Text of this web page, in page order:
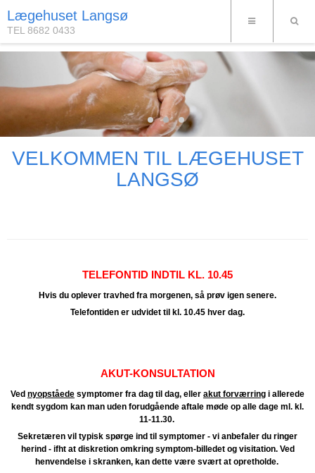
Lægehuset Langsø
TEL 8682 0433
VELKOMMEN TIL LÆGEHUSET
LANGSØ
TELEFONTID INDTIL KL. 10.45
Hvis du oplever travhed fra morgenen, så prøv igen senere.
Telefontiden er udvidet til kl. 10.45 hver dag.
AKUT-KONSULTATION
Ved nyopståede symptomer fra dag til dag, eller akut forværring i allerede
kendt sygdom kan man uden forudgående aftale møde op alle dage ml. kl.
11-11.30.
Sekretæren vil typisk spørge ind til symptomer - vi anbefaler du ringer
herind - ifht at diskretion omkring symptom-billedet og visitation. Ved
henvendelse i skranken, kan dette være svært at opretholde.